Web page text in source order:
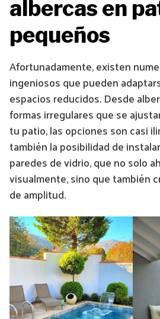
albercas en
pequeños
Afortunadamente, existen
ingeniosos que pueden
espacios reducidos. Desde
formas irregulares que se
tu patio, las opciones son casi
también la posibilidad de
paredes de vidrio, que no solo
visualmente, sino que también
de amplitud.